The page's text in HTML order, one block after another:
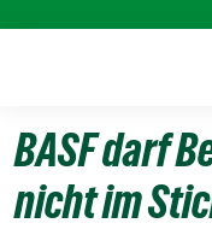
BASF darf
nicht im